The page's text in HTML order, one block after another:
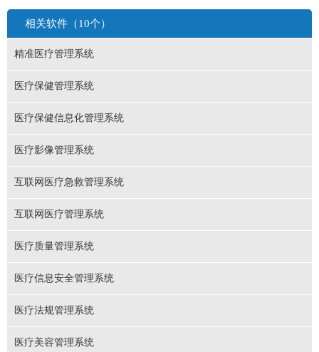
相关软件（10个）
精准医疗管理系统
医疗保健管理系统
医疗保健信息化管理系统
医疗影像管理系统
互联网医疗急救管理系统
互联网医疗管理系统
医疗质量管理系统
医疗信息安全管理系统
医疗法规管理系统
医疗美容管理系统